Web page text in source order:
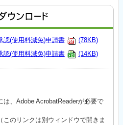
認(使用料減免)申請書
(78KB)
認(使用料減免)申請書
(14KB)
は、Adobe AcrobatReaderが必要で
（このリンクは別ウィンドウで開きま